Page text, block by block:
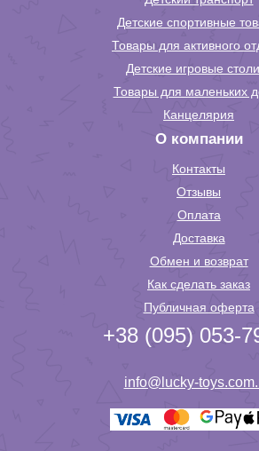
Детские спортивные
Товары для активного
Детские игровые
Товары для маленьких
Канцелярия
О компании
Контакты
Отзывы
Оплата
Доставка
Обмен и возврат
Как сделать заказ
Публичная оферта
+38 (095) 053-
info@lucky-